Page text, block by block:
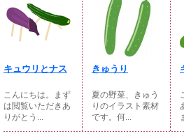
キュウリとナス
こんにちは。まず
は閲覧いただきあ
りがとう...
きゅうり
夏の野菜、きゅう
りのイラスト素材
です。何...